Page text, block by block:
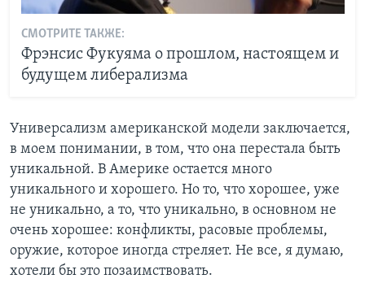
СМОТРИТЕ ТАКЖЕ:
Фрэнсис Фукуяма о прошлом, настоящем и
будущем либерализма
Универсализм американской модели заключается,
в моем понимании, в том, что она перестала быть
уникальной. В Америке остается много
уникального и хорошего. Но то, что хорошее, уже
не уникально, а то, что уникально, в основном не
очень хорошее: конфликты, расовые проблемы,
оружие, которое иногда стреляет. Не все, я думаю,
хотели бы это позаимствовать.